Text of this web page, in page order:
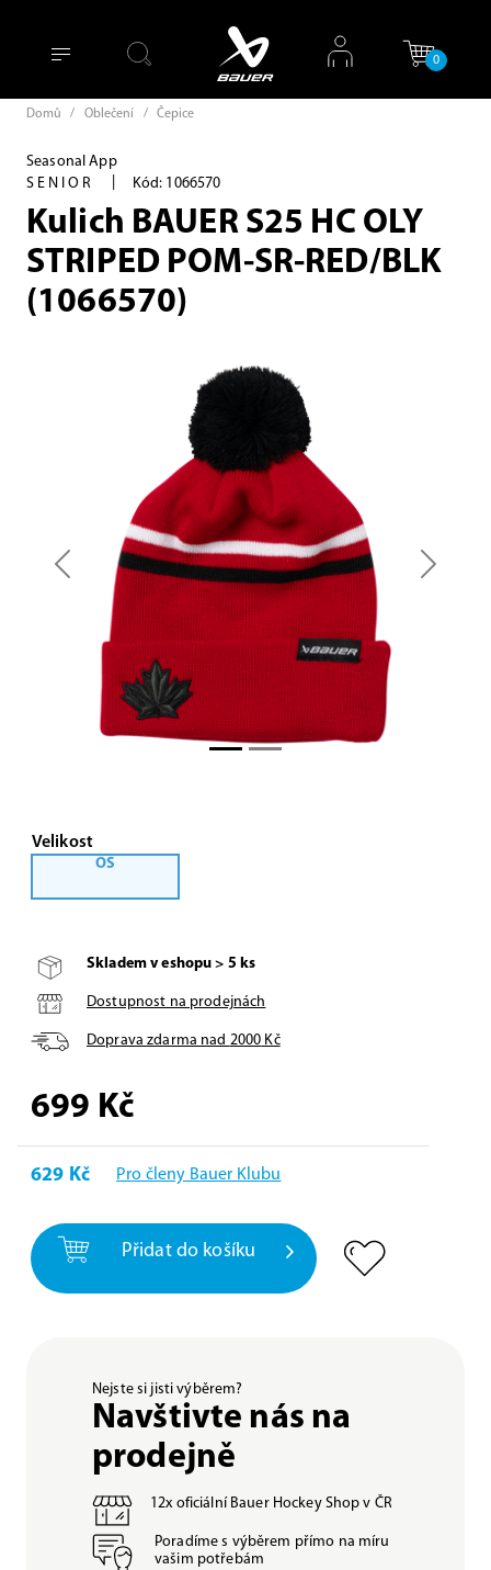
0
Domů / Oblečení / Čepice
Seasonal App
SENIOR
Kód: 1066570
Kulich BAUER S25 HC OLY
STRIPED POM-SR-RED/BLK
(1066570)
Previous Next
Velikost
OS
Skladem v eshopu > 5 ks
Dostupnost na prodejnách
Doprava zdarma nad 2000 Kč
699 Kč
629 Kč Pro členy Bauer Klubu
Přidat do košíku
Nejste si jisti výběrem?
Navštivte nás na
prodejně
12x oficiální Bauer Hockey Shop v ČR
Poradíme s výběrem přímo na míru
vašim potřebám